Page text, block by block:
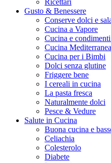
Ricettari
Gusto & Benessere
Conserve dolci e
Cucina a Vapore
Cucina e
Cucina Mediterranea
Cucina per i Bimbi
Dolci senza glutine
Friggere bene
I cereali in cucina
La pasta fresca
Naturalmente dolci
Pesce & Vedure
Salute in Cucina
Buona cucina e
Celiachia
Colesterolo
Diabete